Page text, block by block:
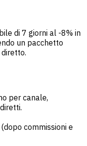
di 7 giorni al -8% in
un pacchetto
per canale,
commissioni e